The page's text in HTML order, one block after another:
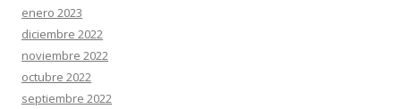
enero 2023
diciembre 2022
noviembre 2022
octubre 2022
septiembre 2022